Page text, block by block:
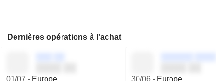
Dernières opérations à l'achat
01/07 - Europe 30/06- Europe